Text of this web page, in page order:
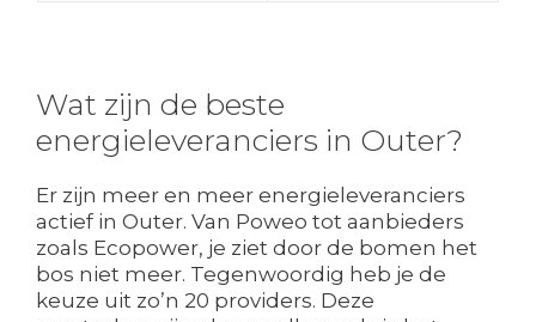
Wat zijn de beste
energieleveranciers in Outer?
Er zijn meer en meer energieleveranciers
actief in Outer. Van Poweo tot aanbieders
zoals Ecopower, je ziet door de bomen het
bos niet meer. Tegenwoordig heb je de
keuze uit zo’n 20 providers. Deze